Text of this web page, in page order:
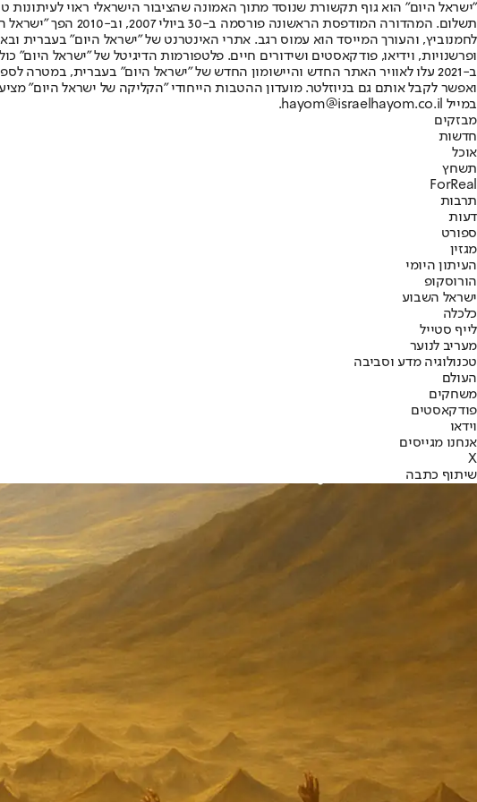
"ישראל היום" הוא גוף תקשורת שנוסד מתוך האמונה שהציבור הישראלי ראוי לעיתונות
תשלום. המהדורה
ופרשנויות, וידיאו, פודקאסטים ושידורים חיים. פלטפורמות הדיגיטל של "ישראל היום"
ב-2021 עלו לאוויר האתר החדש והיישומון החדש של "ישראל היום" בעברית,
ואפשר לקבל אותם גם בניוזלטר. מועדון ההטבות הייחודי "הקליקה של ישראל היום"
במייל hayom@israelhayom.co.il.
מבזקים
חדשות
אוכל
תשחץ
ForReal
תרבות
דעות
ספורט
מגזין
העיתון היומי
הורוסקופ
ישראל השבוע
כלכלה
לייף סטייל
מעריב לנוער
טכנולוגיה מדע וסביבה
העולם
משחקים
פודקאסטים
וידאו
אנחנו מגייסים
X
שיתוף כתבה